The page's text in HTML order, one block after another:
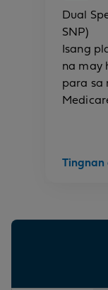
Dual
SNP)
Isang
na may
para sa